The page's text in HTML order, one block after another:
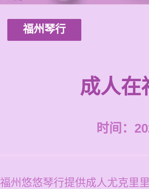
福州琴行
成人在
时间：
福州悠悠琴行提供成人尤克里